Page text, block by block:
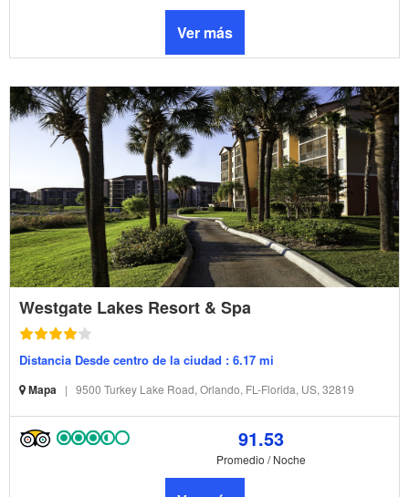
Ver más
Westgate Lakes Resort & Spa
Distancia Desde centro de la ciudad : 6.17 mi
Mapa | 9500 Turkey Lake Road, Orlando, FL-Florida, US, 32819
91.53
Promedio / Noche